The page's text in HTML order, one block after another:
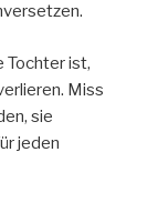
Tochter ist,
Miss
sie
jeden